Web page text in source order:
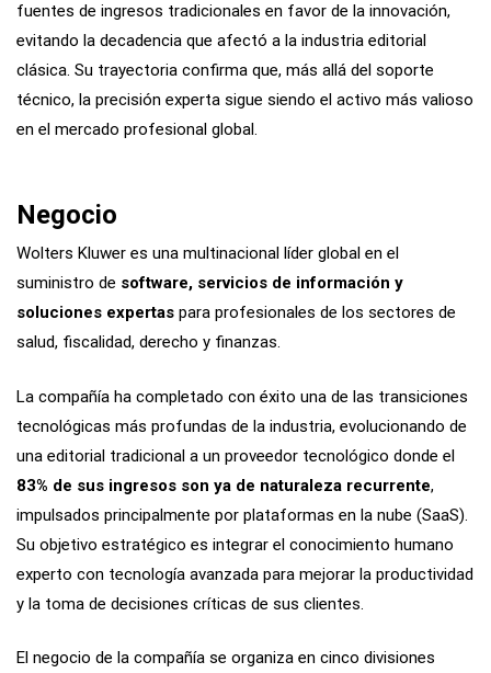
fuentes de ingresos tradicionales en favor de la innovación,
evitando la decadencia que afectó a la industria editorial
clásica. Su trayectoria confirma que, más allá del soporte
técnico, la precisión experta sigue siendo el activo más valioso
en el mercado profesional global.
Negocio
Wolters Kluwer es una multinacional líder global en el
suministro de software, servicios de información y
soluciones expertas para profesionales de los sectores de
salud, fiscalidad, derecho y finanzas.
La compañía ha completado con éxito una de las transiciones
tecnológicas más profundas de la industria, evolucionando de
una editorial tradicional a un proveedor tecnológico donde el
83% de sus ingresos son ya de naturaleza recurrente,
impulsados principalmente por plataformas en la nube (SaaS).
Su objetivo estratégico es integrar el conocimiento humano
experto con tecnología avanzada para mejorar la productividad
y la toma de decisiones críticas de sus clientes.
El negocio de la compañía se organiza en cinco divisiones